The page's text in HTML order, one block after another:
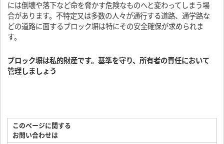
には倒壊や落下など命を脅かす危険なものへと変わってしまう場
合があります。不特定又は多数の人々が通行する道路、通学路な
どの道路に面するブロック塀は特にその安全確保が求められま
す。
ブロック塀は私的財産です。基準を守り、所有者の責任において
管理しましょう
このページに関する
お問い合わせは